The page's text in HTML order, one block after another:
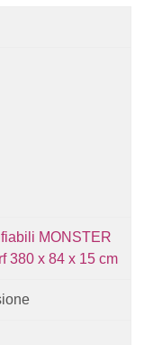
MONSTER
380 x 84 x 15 cm